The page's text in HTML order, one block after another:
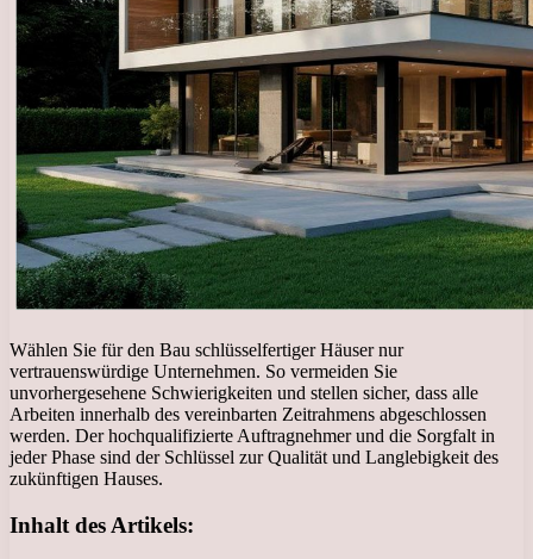
Wählen Sie für den Bau schlüsselfertiger Häuser nur
vertrauenswürdige Unternehmen. So vermeiden Sie
unvorhergesehene Schwierigkeiten und stellen sicher, dass alle
Arbeiten innerhalb des vereinbarten Zeitrahmens abgeschlossen
werden. Der hochqualifizierte Auftragnehmer und die Sorgfalt in
jeder Phase sind der Schlüssel zur Qualität und Langlebigkeit des
zukünftigen Hauses.
Inhalt des Artikels: